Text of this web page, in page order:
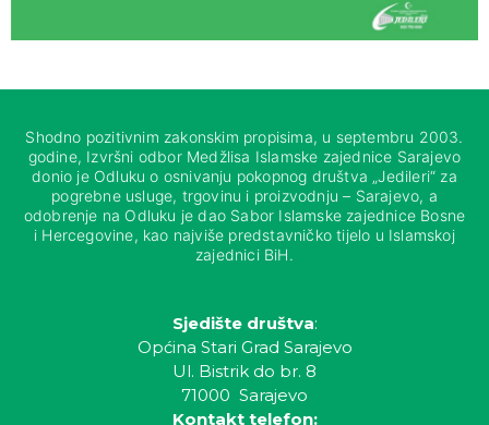
Shodno pozitivnim zakonskim propisima, u septembru 2003.
godine, Izvršni odbor Medžlisa Islamske zajednice Sarajevo
donio je Odluku o osnivanju pokopnog društva „Jedileri“ za
pogrebne usluge, trgovinu i proizvodnju – Sarajevo, a
odobrenje na Odluku je dao Sabor Islamske zajednice Bosne
i Hercegovine, kao najviše predstavničko tijelo u Islamskoj
zajednici BiH.
Sjedište društva:
Općina Stari Grad Sarajevo
Ul. Bistrik do br. 8
71000 Sarajevo
Kontakt telefon: